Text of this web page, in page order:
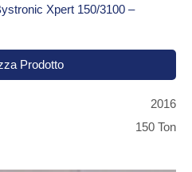
Xpert 150/3100 –
Prodotto
2016
150 Ton